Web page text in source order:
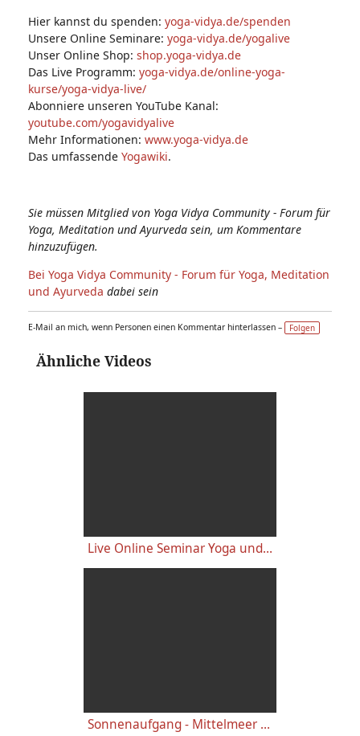
Hier kannst du spenden: yoga-vidya.de/spenden
Unsere Online Seminare: yoga-vidya.de/yogalive
Unser Online Shop: shop.yoga-vidya.de
Das Live Programm: yoga-vidya.de/online-yoga-
kurse/yoga-vidya-live/
Abonniere unseren YouTube Kanal:
youtube.com/yogavidyalive
Mehr Informationen: www.yoga-vidya.de
Das umfassende Yogawiki.
Sie müssen Mitglied von Yoga Vidya Community - Forum für
Yoga, Meditation und Ayurveda sein, um Kommentare
hinzuzufügen.
Bei Yoga Vidya Community - Forum für Yoga, Meditation
und Ayurveda dabei sein
E-Mail an mich, wenn Personen einen Kommentar hinterlassen – Folgen
Ähnliche Videos
Live Online Seminar Yoga und Meditation Mittelstufe mit Karuna M. Wapke 24.04.2020 - 26.04.2020
Sonnenaufgang - Mittelmeer - Morgenpraxis in 45 Sekunden